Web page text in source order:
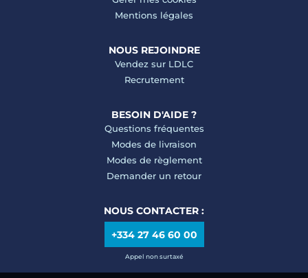
Mentions légales
NOUS REJOINDRE
Vendez sur LDLC
Recrutement
BESOIN D'AIDE ?
Questions fréquentes
Modes de livraison
Modes de règlement
Demander un retour
NOUS CONTACTER :
+334 27 46 60 00
Appel non surtaxé